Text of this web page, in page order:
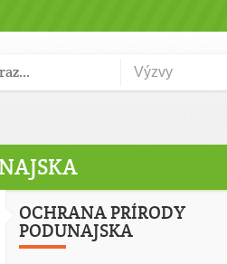
OCHRANA PRÍRODY
PODUNAJSKA